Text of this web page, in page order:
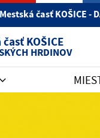
časť KOŠICE -
KOŠICE
HRDINOV